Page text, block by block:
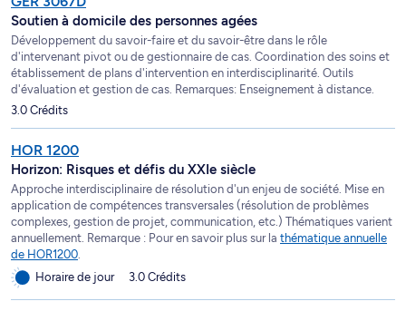
Soutien à domicile des personnes agées
Développement du savoir-faire et du savoir-être dans le rôle
d'intervenant pivot ou de gestionnaire de cas. Coordination des soins et
établissement de plans d'intervention en interdisciplinarité. Outils
d'évaluation et gestion de cas. Remarques: Enseignement à distance.
3.0 Crédits
HOR 1200
Horizon: Risques et défis du XXIe siècle
Approche interdisciplinaire de résolution d'un enjeu de société. Mise en
application de compétences transversales (résolution de problèmes
complexes, gestion de projet, communication, etc.) Thématiques varient
annuellement. Remarque : Pour en savoir plus sur la thématique annuelle
de HOR1200
Horaire de jour
3.0 Crédits